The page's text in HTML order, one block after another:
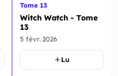
Tome 13
Witch Watch - Tome
13
5 févr. 2026
Lu